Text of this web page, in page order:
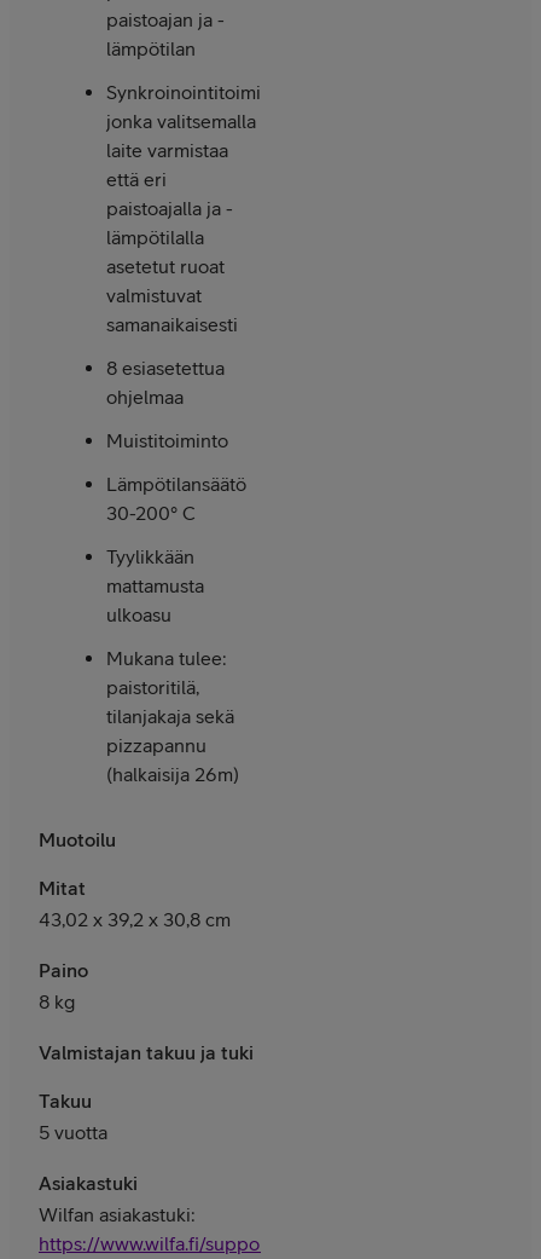
paistoajan ja -
lämpötilan
Synkroinointitoiminto,
jonka valitsemalla
laite varmistaa
että eri
paistoajalla ja -
lämpötilalla
asetetut ruoat
valmistuvat
samanaikaisesti
8 esiasetettua
ohjelmaa
Muistitoiminto
Lämpötilansäätö
30-200° C
Tyylikkään
mattamusta
ulkoasu
Mukana tulee:
paistoritilä,
tilanjakaja sekä
pizzapannu
(halkaisija 26m)
Muotoilu
Mitat
43,02 x 39,2 x 30,8 cm
Paino
8 kg
Valmistajan takuu ja tuki
Takuu
5 vuotta
Asiakastuki
Wilfan asiakastuki:
https://www.wilfa.fi/support/